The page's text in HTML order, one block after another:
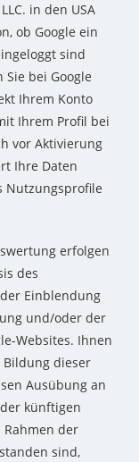
in den USA
ob Google ein
sind
bei Google
Ihrem Konto
Ihrem Profil bei
vor Aktivierung
Ihre Daten
Nutzungsprofile
erfolgen
des
Einblendung
und/oder der
Websites. Ihnen
dieser
Ausübung an
künftigen
der
sind,